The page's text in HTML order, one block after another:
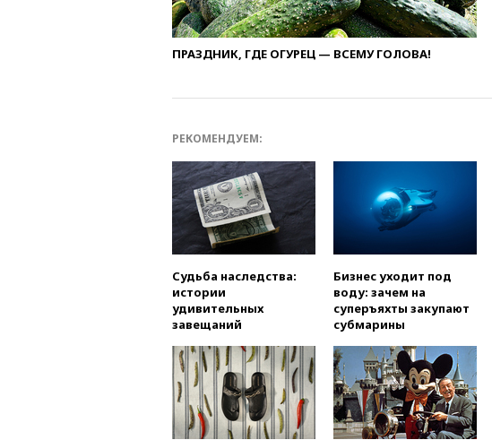
ПРАЗДНИК, ГДЕ ОГУРЕЦ — ВСЕМУ ГОЛОВА!
РЕКОМЕНДУЕМ:
Судьба наследства:
истории
удивительных
завещаний
Бизнес уходит под
воду: зачем на
суперъяхты закупают
субмарины